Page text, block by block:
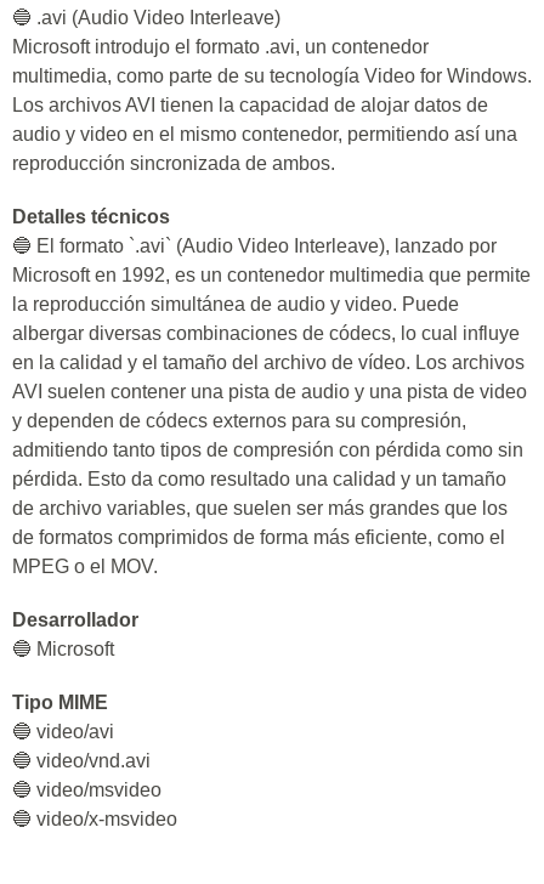
🔵 .avi (Audio Video Interleave)
Microsoft introdujo el formato .avi, un contenedor
multimedia, como parte de su tecnología Video for Windows.
Los archivos AVI tienen la capacidad de alojar datos de
audio y video en el mismo contenedor, permitiendo así una
reproducción sincronizada de ambos.
Detalles técnicos
🔵 El formato `.avi` (Audio Video Interleave), lanzado por
Microsoft en 1992, es un contenedor multimedia que permite
la reproducción simultánea de audio y video. Puede
albergar diversas combinaciones de códecs, lo cual influye
en la calidad y el tamaño del archivo de vídeo. Los archivos
AVI suelen contener una pista de audio y una pista de video
y dependen de códecs externos para su compresión,
admitiendo tanto tipos de compresión con pérdida como sin
pérdida. Esto da como resultado una calidad y un tamaño
de archivo variables, que suelen ser más grandes que los
de formatos comprimidos de forma más eficiente, como el
MPEG o el MOV.
Desarrollador
🔵 Microsoft
Tipo MIME
🔵 video/avi
🔵 video/vnd.avi
🔵 video/msvideo
🔵 video/x-msvideo